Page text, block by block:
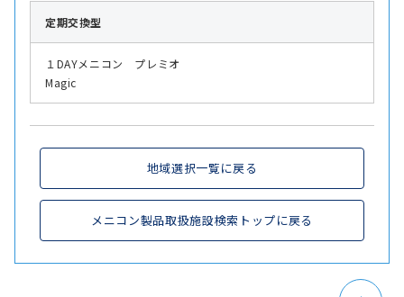
定期交換型
１DAYメニコン プレミオ
Magic
地域選択一覧に戻る
メニコン製品取扱施設検索トップに戻る